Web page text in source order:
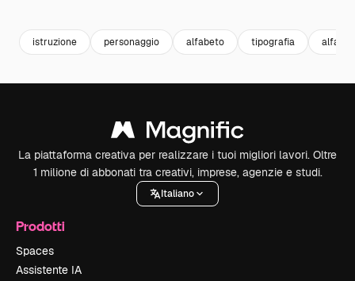
istruzione personaggio alfabeto tipografia
La piattaforma creativa per realizzare i tuoi migliori lavori. Oltre
1 milione di abbonati tra creativi, imprese, agenzie e studi.
Italiano
Prodotti
Spaces
Assistente IA